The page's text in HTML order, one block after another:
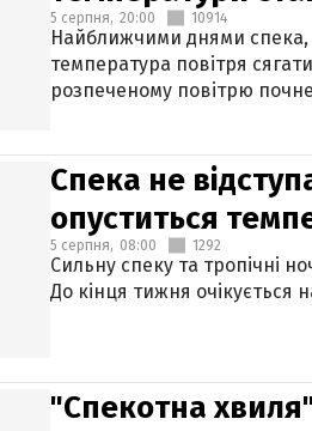
5 серпня, 20:00 10914
Найближчими днями спека,
температура повітря
розпеченому повітрю
Спека не
опуститься
5 серпня, 08:00 1292
Сильну спеку та тропічні
До кінця тижня
"Спекотна